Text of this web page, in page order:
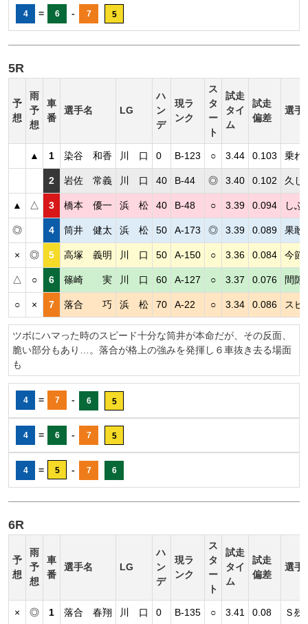
4 = 6 - 7 5
5R
予
想
雨
予
想
車
番
選手名 LG
ハ
ン
デ
現ラ
ンク
ス
タ
ー
ト
試走
タイ
ム
試走
偏差
選手
▲ 1 染谷 和香 川 口 0 B-123 ○ 3.44 0.103 乗れ
2 岩佐 常義 川 口 40 B-44 ◎ 3.40 0.102 久し
▲ △ 3 橋本 優一 浜 松 40 B-48 ○ 3.39 0.094 しぶ
◎ 4 筒井 健太 浜 松 50 A-173 ◎ 3.39 0.089 果敢
× ◎ 5 高塚 義明 川 口 50 A-150 ○ 3.36 0.084 今節
△ ○ 6 篠崎 実 川 口 60 A-127 ○ 3.37 0.076 間隙
○ × 7 落合 巧 浜 松 70 A-22 ○ 3.34 0.086 スピ
ツボにハマった時のスピード十分な筒井が本命だが、その反面、
脆い部分もあり…。落合が格上の強みを発揮し６車抜き去る場面
も
4 = 7 - 6 5
4 = 6 - 7 5
4 = 5 - 7 6
6R
予
想
雨
予
想
車
番
選手名 LG
ハ
ン
デ
現ラ
ンク
ス
タ
ー
ト
試走
タイ
ム
試走
偏差
選手
× ◎ 1 落合 春翔 川 口 0 B-135 ○ 3.41 0.08 Ｓ残